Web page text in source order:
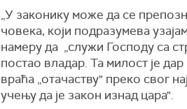
„У законику може да се
човека, који подразумева
намеру да „служи Господу са
постао владар. Та милост је
враћа „отачаству" преко свог
учењу да је закон изнад цара".